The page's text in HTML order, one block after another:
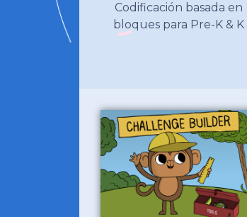
Codificación basada en
bloques para Pre-K & K